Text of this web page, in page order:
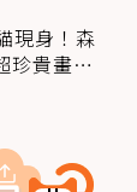
現身！森
珍貴畫面